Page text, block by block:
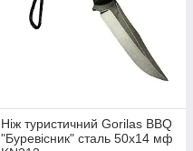
Ніж туристичний Gorilas BBQ
"Буревісник" сталь 50х14 мф